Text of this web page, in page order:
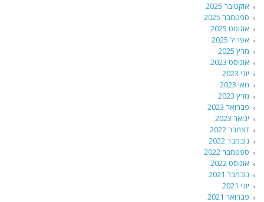
אוקטובר 2025
ספטמבר 2025
אוגוסט 2025
אפריל 2025
מרץ 2025
אוגוסט 2023
יוני 2023
מאי 2023
מרץ 2023
פברואר 2023
ינואר 2023
דצמבר 2022
נובמבר 2022
ספטמבר 2022
אוגוסט 2022
נובמבר 2021
יוני 2021
פברואר 2021